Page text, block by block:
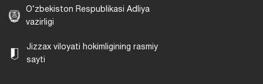
O‘zbekiston Respublikasi Adliya
vazirligi
Jizzax viloyati hokimligining rasmiy
sayti